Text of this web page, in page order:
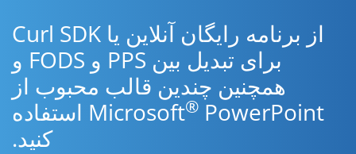
از برنامه رایگان آنلاین یا Curl SDK
برای تبدیل بین PPS و FODS و
همچنین چندین قالب محبوب از
Microsoft®
PowerPoint استفاده
کنید.